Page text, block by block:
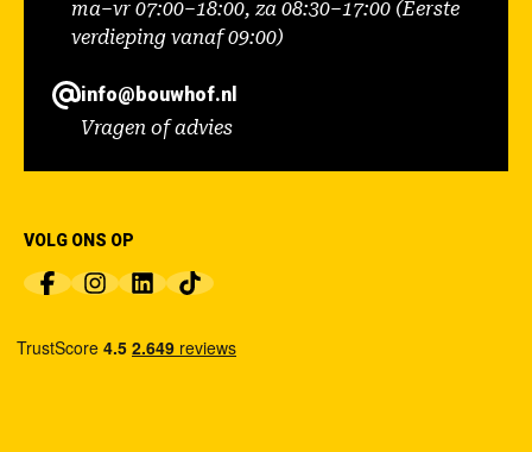
ma–vr 07:00–18:00, za 08:30–17:00 (Eerste
verdieping vanaf 09:00)
info@bouwhof.nl
Vragen of advies
VOLG ONS OP